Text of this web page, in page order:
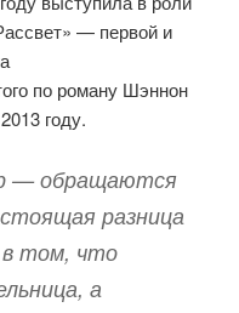
— первой и
по роману Шэннон
году.
— обращаются
разница
в том, что
а